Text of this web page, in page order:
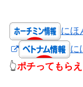
にほ
に
👆ポチってもら